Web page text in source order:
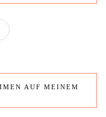
AUF MEINEM